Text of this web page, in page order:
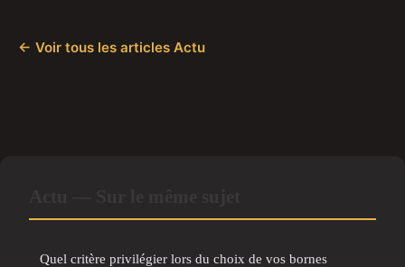
← Voir tous les articles Actu
Quel critère privilégier lors du choix de vos bornes